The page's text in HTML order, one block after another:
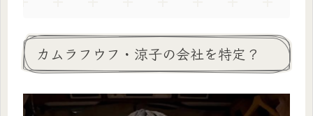
カムラフウフ・涼子の会社を特定？